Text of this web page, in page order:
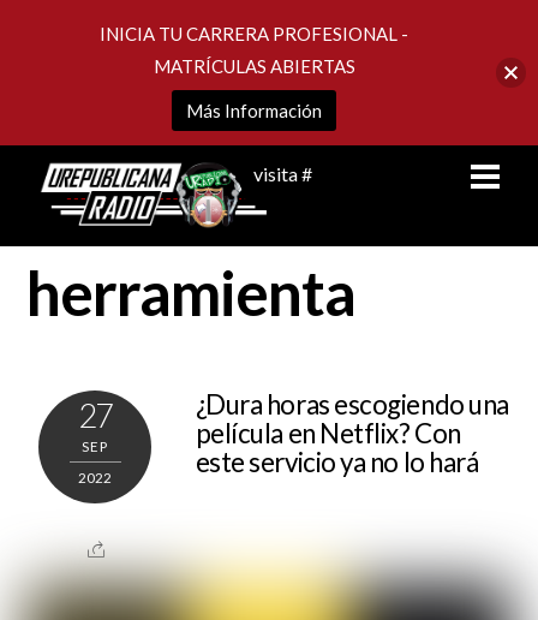
visita #
herramienta
27
SEP
2022
¿Dura horas escogiendo una
película en Netflix? Con
este servicio ya no lo hará
INICIA TU CARRERA PROFESIONAL -
MATRÍCULAS ABIERTAS
Más Información